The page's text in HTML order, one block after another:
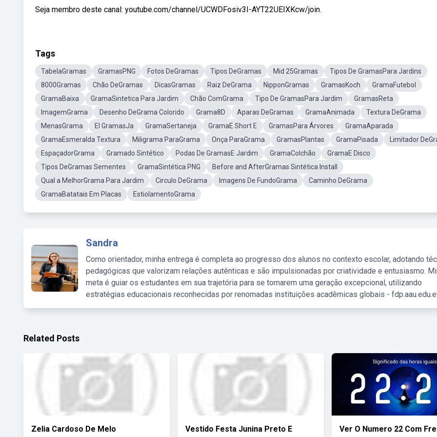
Seja membro deste canal: youtube.com/channel/UCWDFosiv3I-AYT22UEIXKcw/join.
Tags
TabelaGramas GramasPNG Fotos DeGramas Tipos DeGramas Mid 25Gramas
Tipos De GramasPara Jardins
8000Gramas
Chão DeGramas DicasGramas Raiz DeGrama NipponGramas GramasKoch
GramaFutebol
GramaBaixa
GramaSintetica Para Jardim Chão ComGrama Tipo De GramasPara Jardim
GramasReta
ImagemGrama
Desenho DeGrama Colorido Grama8D Aparas DeGramas GramaAnimada
Textura DeGrama
MenasGrama
El GramasJa GramaSertaneja GramaE Short E GramasPara Árvores
GramaAparada
GramaEsmeralda Textura
Miligrama ParaGrama Onça ParaGrama GramasPlantas GramaPisada
Limitador
EspaçadorGrama
Gramado Sintético Podas De GramasE Jardim GramaColchão
GramaE Disco
Tipos DeGramas Sementes
GramaSintética PNG
Before and AfterGramas Sintética Install
Qual a MelhorGrama Para Jardim
Circulo DeGrama Imagens De FundoGrama
Caminho DeGrama
GramaBatatais Em Placas
EstiolamentoGrama
Sandra
Como orientador, minha entrega é completa ao progresso dos alunos no contexto escolar, adotando
pedagógicas que valorizam relações autênticas e são impulsionadas por criatividade e entusiasmo.
meta é guiar os estudantes em sua trajetória para se tornarem uma geração excepcional, utilizando
estratégias educacionais reconhecidas por renomadas instituições acadêmicas globais -
Related Posts
Zelia Cardoso De Melo
Vestido Festa Junina Preto E
Ver O Numero 22 Com